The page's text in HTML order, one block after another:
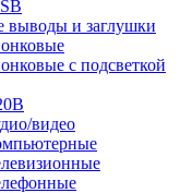
выводы и заглушки
с подсветкой
видео